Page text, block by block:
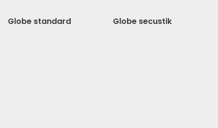
Globe standard Globe secustik